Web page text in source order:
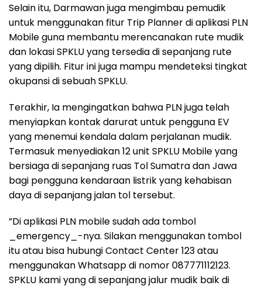
Selain itu, Darmawan juga mengimbau pemudik
untuk menggunakan fitur Trip Planner di aplikasi PLN
Mobile guna membantu merencanakan rute mudik
dan lokasi SPKLU yang tersedia di sepanjang rute
yang dipilih. Fitur ini juga mampu mendeteksi tingkat
okupansi di sebuah SPKLU.
Terakhir, Ia mengingatkan bahwa PLN juga telah
menyiapkan kontak darurat untuk pengguna EV
yang menemui kendala dalam perjalanan mudik.
Termasuk menyediakan 12 unit SPKLU Mobile yang
bersiaga di sepanjang ruas Tol Sumatra dan Jawa
bagi pengguna kendaraan listrik yang kehabisan
daya di sepanjang jalan tol tersebut.
”Di aplikasi PLN mobile sudah ada tombol
_emergency_-nya. Silakan menggunakan tombol
itu atau bisa hubungi Contact Center 123 atau
menggunakan Whatsapp di nomor 087771112123.
SPKLU kami yang di sepanjang jalur mudik baik di